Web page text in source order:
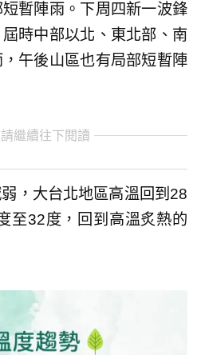
暫陣雨。下周四新一波鋒
時中部以北、東北部、南
午後山區也有局部短暫陣
繼續往下閱讀
，大台北地區高溫回到28
至32度，回到高溫炙熱的